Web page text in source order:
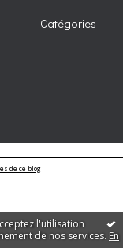
l'utilisation
de nos services. En
Catégories
de ce blog